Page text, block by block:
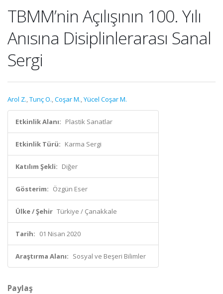
TBMM’nin Açılışının 100. Yılı
Anısına Disiplinlerarası Sanal
Sergi
Arol Z.,Tunç O.,Coşar M.,Yücel Coşar M.
Etkinlik Alanı: Plastik Sanatlar
Etkinlik Türü: Karma Sergi
Katılım Şekli: Diğer
Gösterim: Özgün Eser
Ülke / Şehir Türkiye / Çanakkale
Tarih: 01 Nisan 2020
Araştırma Alanı: Sosyal ve Beşeri Bilimler
Paylaş